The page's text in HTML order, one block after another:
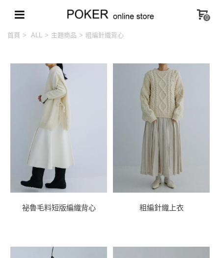
0
首頁 > ALL > 主題商品 > 粗編針織背心
祕魯毛料短版編織背心 粗編針織上衣